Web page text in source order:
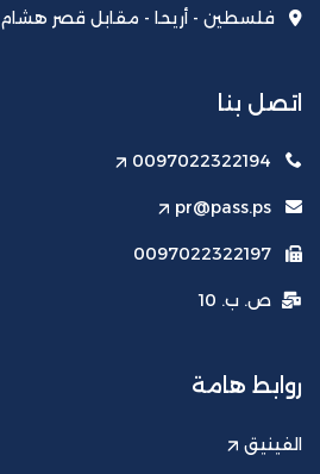
فلسطين - أريحا - مقابل قصر هشام
اتصل بنا
0097022322194
pr@pass.ps
0097022322197
ص. ب. 10
روابط هامة
الفينيق